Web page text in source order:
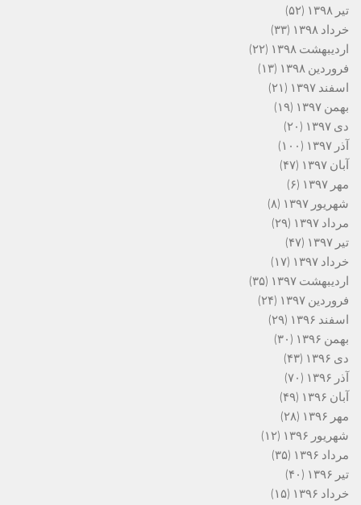
تیر ۱۳۹۸
(۵۲)
خرداد ۱۳۹۸
(۳۳)
اردیبهشت ۱۳۹۸
(۲۲)
فروردین ۱۳۹۸
(۱۳)
اسفند ۱۳۹۷
(۲۱)
بهمن ۱۳۹۷
(۱۹)
دی ۱۳۹۷
(۲۰)
آذر ۱۳۹۷
(۱۰۰)
آبان ۱۳۹۷
(۴۷)
مهر ۱۳۹۷
(۶)
شهریور ۱۳۹۷
(۸)
مرداد ۱۳۹۷
(۲۹)
تیر ۱۳۹۷
(۴۷)
خرداد ۱۳۹۷
(۱۷)
اردیبهشت ۱۳۹۷
(۳۵)
فروردین ۱۳۹۷
(۲۴)
اسفند ۱۳۹۶
(۲۹)
بهمن ۱۳۹۶
(۳۰)
دی ۱۳۹۶
(۴۳)
آذر ۱۳۹۶
(۷۰)
آبان ۱۳۹۶
(۴۹)
مهر ۱۳۹۶
(۲۸)
شهریور ۱۳۹۶
(۱۲)
مرداد ۱۳۹۶
(۳۵)
تیر ۱۳۹۶
(۴۰)
خرداد ۱۳۹۶
(۱۵)